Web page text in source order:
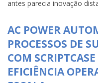
antes parecia inovação
AC POWER
PROCESSOS DE
COM
EFICIÊNCIA